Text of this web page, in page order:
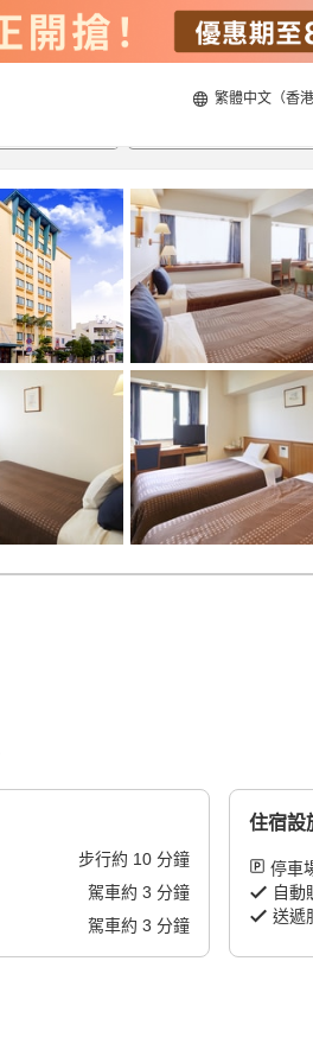
繁體中文（香港
步行約 10分鐘
駕車約 3 分鐘
駕車約 3 分鐘
住宿設
停車
自動
送遞